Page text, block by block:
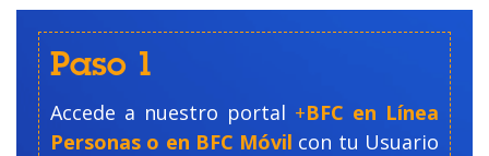
Paso 1
Accede a nuestro portal +BFC en Línea
Personas o en BFC Móvil con tu Usuario